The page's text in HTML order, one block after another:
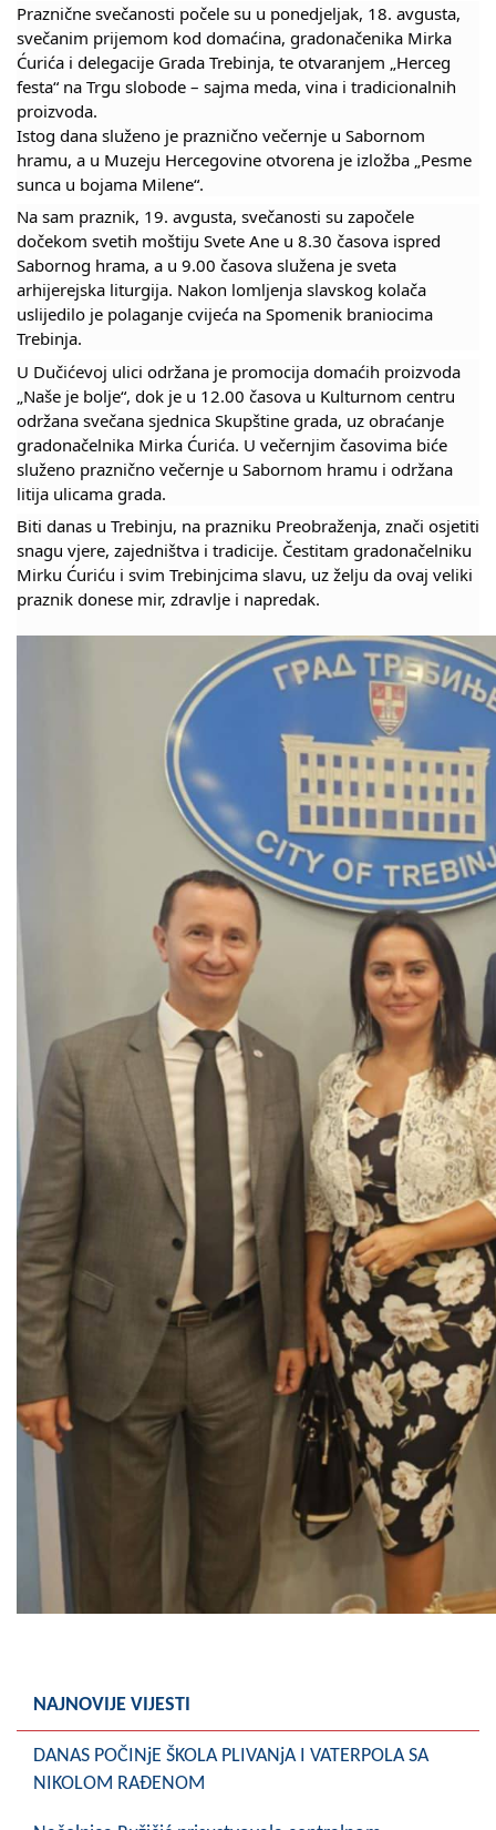
OPŠTINSKA UPRAVA
INFO
Vijesti
Aktivnosti
Javni pozivi
Obavještenja
Zaštita od požara
COVID 19
Geoistraživanja
FINANSIJE
Poljoprivreda
Turizam
CIVILNA ZAŠTITA
KONTAKT
Praznične svečanosti počele su u poned‌jeljak, 18. avgusta,
svečanim prijemom kod domaćina, gradonačenika Mirka
Ćurića i delegacije Grada Trebinja, te otvaranjem „Herceg
festa“ na Trgu slobode – sajma meda, vina i tradicionalnih
proizvoda.
Istog dana služeno je praznično večernje u Sabornom
hramu, a u Muzeju Hercegovine otvorena je izložba „Pesme
sunca u bojama Milene“.
Na sam praznik, 19. avgusta, svečanosti su započele
dočekom svetih moštiju Svete Ane u 8.30 časova ispred
Sabornog hrama, a u 9.00 časova služena je sveta
arhijerejska liturgija. Nakon lomljenja slavskog kolača
uslijedilo je polaganje cvijeća na Spomenik braniocima
Trebinja.
U Dučićevoj ulici održana je promocija domaćih proizvoda
„Naše je bolje“, dok je u 12.00 časova u Kulturnom centru
održana svečana sjednica Skupštine grada, uz obraćanje
gradonačelnika Mirka Ćurića. U večernjim časovima biće
služeno praznično večernje u Sabornom hramu i održana
litija ulicama grada.
Biti danas u Trebinju, na prazniku Preobraženja, znači osjetiti
snagu vjere, zajedništva i tradicije. Čestitam gradonačelniku
Mirku Ćuriću i svim Trebinjcima slavu, uz želju da ovaj veliki
praznik donese mir, zdravlje i napredak.
NAJNOVIJE VIJESTI
DANAS POČINjE ŠKOLA PLIVANjA I VATERPOLA SA
NIKOLOM RAĐENOM